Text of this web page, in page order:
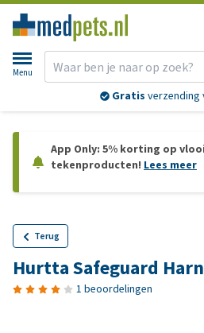
Menu
Gratis verzending
App Only: 5% korting op
tekenproducten! Lees meer
Terug
Hurtta Safeguard
1 beoordelingen